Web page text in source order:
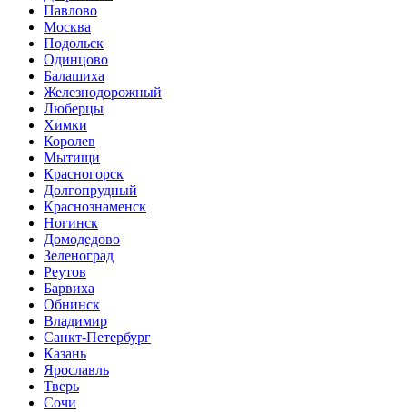
Павлово
Москва
Подольск
Одинцово
Балашиха
Железнодорожный
Люберцы
Химки
Королев
Мытищи
Красногорск
Долгопрудный
Краснознаменск
Ногинск
Домодедово
Зеленоград
Реутов
Барвиха
Обнинск
Владимир
Санкт-Петербург
Казань
Ярославль
Тверь
Сочи